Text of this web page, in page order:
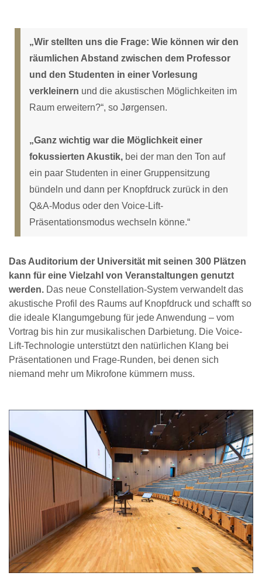
„Wir stellten uns die Frage: Wie können wir den
räumlichen Abstand zwischen dem Professor
und den Studenten in einer Vorlesung
verkleinern und die akustischen Möglichkeiten im
Raum erweitern?“, so Jørgensen.
„Ganz wichtig war die Möglichkeit einer
fokussierten Akustik, bei der man den Ton auf
ein paar Studenten in einer Gruppensitzung
bündeln und dann per Knopfdruck zurück in den
Q&A-Modus oder den Voice-Lift-
Präsentationsmodus wechseln könne.“
Das Auditorium der Universität mit seinen 300 Plätzen
kann für eine Vielzahl von Veranstaltungen genutzt
werden. Das neue Constellation-System verwandelt das
akustische Profil des Raums auf Knopfdruck und schafft so
die ideale Klangumgebung für jede Anwendung – vom
Vortrag bis hin zur musikalischen Darbietung. Die Voice-
Lift-Technologie unterstützt den natürlichen Klang bei
Präsentationen und Frage-Runden, bei denen sich
niemand mehr um Mikrofone kümmern muss.